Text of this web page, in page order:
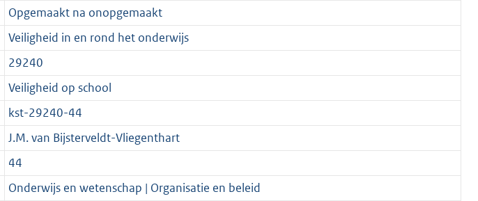
t
2
Opgemaakt na onopgemaakt
Veiligheid in en rond het onderwijs
29240
Veiligheid op school
kst-29240-44
J.M. van Bijsterveldt-Vliegenthart
44
Onderwijs en wetenschap | Organisatie en beleid